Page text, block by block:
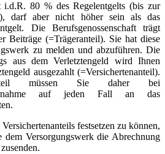
i.d.R. 80 % des Regelentgelts (bis zur
darf aber nicht höher sein als das
Die Berufsgenossenschaft trägt
Beiträge (=Trägeranteil). Sie hat diese
zu melden und abzuführen. Die
aus dem Verletztengeld wird Ihnen
ausgezahlt (=Versichertenanteil).
müssen Sie daher bei
auf jeden Fall an das
festsetzen zu können,
dem Versorgungswerk die Abrechnung